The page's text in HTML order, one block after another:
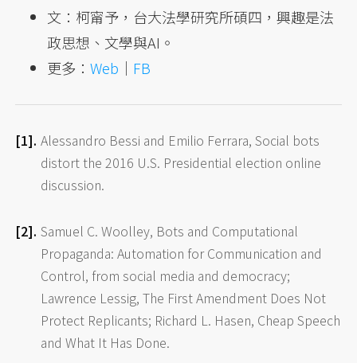
文：柯甯予，台大法學研究所碩四，興趣是法
政思想、文學與AI。
更多：Web ｜ FB
Alessandro Bessi and Emilio Ferrara, Social bots
distort the 2016 U.S. Presidential election online
discussion.
Samuel C. Woolley, Bots and Computational
Propaganda: Automation for Communication and
Control, from social media and democracy;
Lawrence Lessig, The First Amendment Does Not
Protect Replicants; Richard L. Hasen, Cheap Speech
and What It Has Done.